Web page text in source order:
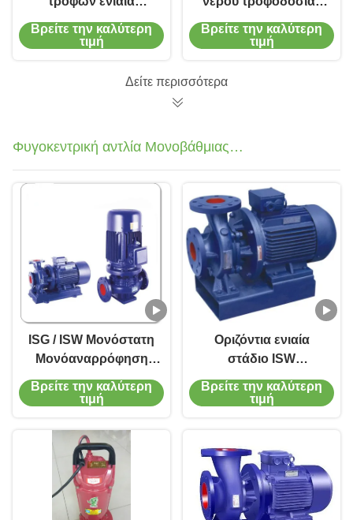
αναρρόφηση
φυγοκεντρικών
οριζόντια πολυβάθμια
Βρείτε την καλύτερη
τιμή
λέβητα Φυγοκεντρική
χημική αντλία για
Βρείτε την καλύτερη
τιμή
Δείτε περισσότερα
Φυγοκεντρική αντλία Μονοβάθμιας
Μονής Αναρρόφησης
ISG / ISW Μονόστατη
Μονόαναρρόφηση
Ηλεκτρική αντλία
νερού Αναβαθμιστική
Βρείτε την καλύτερη
τιμή
Οριζόντια ενιαία
στάδιο ISW
φυγοκεντρικής
αντλίας
Βρείτε την καλύτερη
τιμή